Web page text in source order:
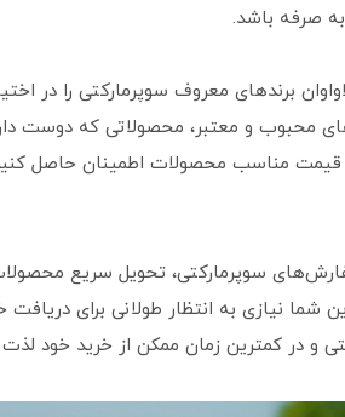
صرفه باشد.
برندهای معروف سوپرمارکتی را در
محبوب و معتبر، محصولاتی که دوست
و قیمت مناسب محصولات اطمینان حاصل
سوپرمارکتی، تحویل سریع
شما نیازی به انتظار طولانی برای
و در کمترین زمان ممکن از خرید خود لذت